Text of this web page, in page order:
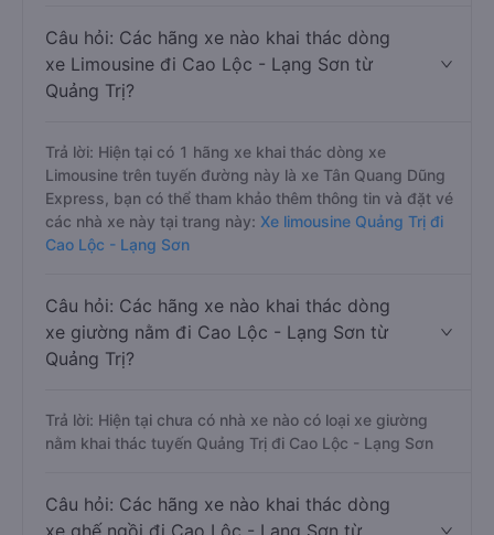
Câu hỏi: Các hãng xe nào khai thác dòng
xe Limousine đi Cao Lộc - Lạng Sơn từ
Quảng Trị?
Trả lời: Hiện tại có 1 hãng xe khai thác dòng xe
Limousine trên tuyến đường này là xe Tân Quang Dũng
Express, bạn có thể tham khảo thêm thông tin và đặt vé
các nhà xe này tại trang này: Xe limousine Quảng Trị đi
Cao Lộc - Lạng Sơn
Câu hỏi: Các hãng xe nào khai thác dòng
xe giường nằm đi Cao Lộc - Lạng Sơn từ
Quảng Trị?
Trả lời: Hiện tại chưa có nhà xe nào có loại xe giường
nằm khai thác tuyến Quảng Trị đi Cao Lộc - Lạng Sơn
Câu hỏi: Các hãng xe nào khai thác dòng
xe ghế ngồi đi Cao Lộc - Lạng Sơn từ